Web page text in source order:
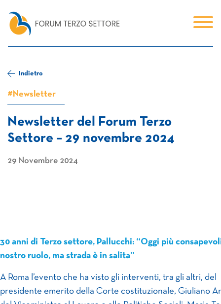
Indietro
#Newsletter
Newsletter del Forum Terzo
Settore – 29 novembre 2024
29 Novembre 2024
30 anni di Terzo settore, Pallucchi: “Oggi più
nostro ruolo, ma strada è in salita”
A Roma l’evento che ha visto gli interventi, tra gli altri, del
presidente emerito della Corte costituzionale, Giuliano